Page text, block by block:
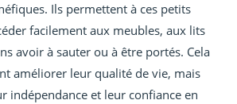
Ils permettent à ces petits
facilement aux meubles, aux lits
avoir à sauter ou à être portés. Cela
améliorer leur qualité de vie, mais
indépendance et leur confiance en